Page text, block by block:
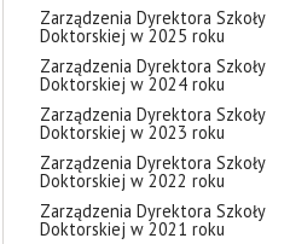
Zarządzenia Dyrektora Szkoły
Doktorskiej w 2025 roku
Zarządzenia Dyrektora Szkoły
Doktorskiej w 2024 roku
Zarządzenia Dyrektora Szkoły
Doktorskiej w 2023 roku
Zarządzenia Dyrektora Szkoły
Doktorskiej w 2022 roku
Zarządzenia Dyrektora Szkoły
Doktorskiej w 2021 roku